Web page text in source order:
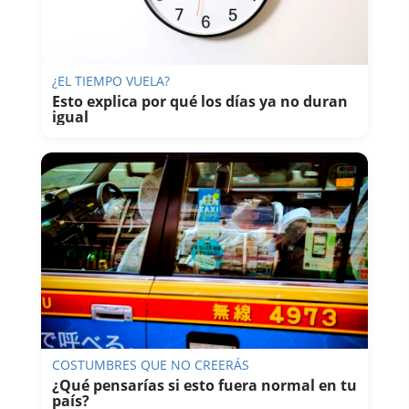
¿EL TIEMPO VUELA?
Esto explica por qué los días ya no duran
igual
COSTUMBRES QUE NO CREERÁS
¿Qué pensarías si esto fuera normal en tu
país?